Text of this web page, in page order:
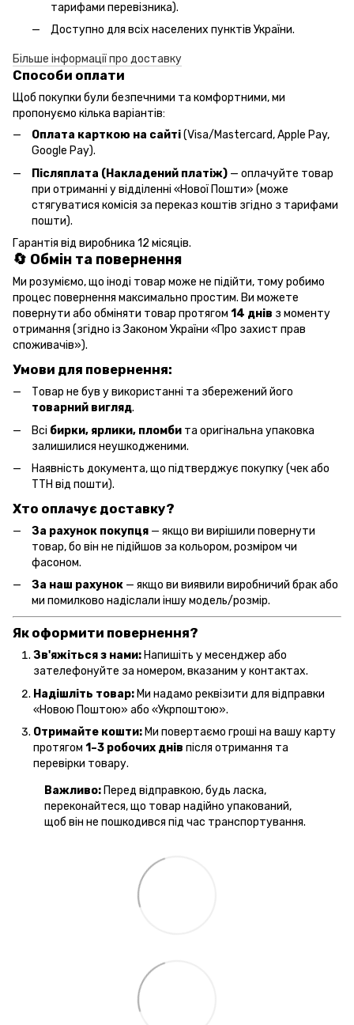
тарифами перевізника).
Доступно для всіх населених пунктів України.
Більше інформації про доставку
Способи оплати
Щоб покупки були безпечними та комфортними, ми
пропонуємо кілька варіантів:
Оплата карткою на сайті(Visa/Mastercard, Apple Pay,
Google Pay).
Післяплата (Накладений платіж) — оплачуйте товар
при отриманні у відділенні «Нової Пошти» (може
стягуватися комісія за переказ коштів згідно з тарифами
пошти).
Гарантія від виробника 12 місяців.
🔄 Обмін та повернення
Ми розуміємо, що іноді товар може не підійти, тому робимо
процес повернення максимально простим. Ви можете
повернути або обміняти товар протягом 14 днів з моменту
отримання (згідно із Законом України «Про захист прав
споживачів»).
Умови для повернення:
Товар не був у використанні та збережений його
товарний вигляд.
Всі бирки, ярлики, пломби та оригінальна упаковка
залишилися неушкодженими.
Наявність документа, що підтверджує покупку (чек або
ТТН від пошти).
Хто оплачує доставку?
За рахунок покупця — якщо ви вирішили повернути
товар, бо він не підійшов за кольором, розміром чи
фасоном.
За наш рахунок — якщо ви виявили виробничий брак або
ми помилково надіслали іншу модель/розмір.
Як оформити повернення?
Зв'яжіться з нами: Напишіть у месенджер або
зателефонуйте за номером, вказаним у контактах.
Надішліть товар: Ми надамо реквізити для відправки
«Новою Поштою» або «Укрпоштою».
Отримайте кошти: Ми повертаємо гроші на вашу карту
протягом 1–3 робочих днів після отримання та
перевірки товару.
Важливо: Перед відправкою, будь ласка,
переконайтеся, що товар надійно упакований,
щоб він не пошкодився під час транспортування.